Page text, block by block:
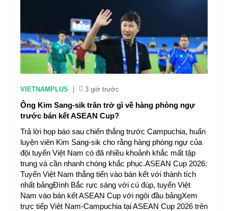
VIETNAMPLUS 3 giờ trước
Ông Kim Sang-sik trăn trở gì về hàng phòng ngự
trước bán kết ASEAN Cup?
Trả lời họp báo sau chiến thắng trước Campuchia, huấn
luyện viên Kim Sang-sik cho rằng hàng phòng ngự của
đội tuyển Việt Nam có đã nhiều khoảnh khắc mất tập
trung và cần nhanh chóng khắc phục.ASEAN Cup 2026:
Tuyển Việt Nam thẳng tiến vào bán kết với thành tích
nhất bảngĐình Bắc rực sáng với cú đúp, tuyển Việt
Nam vào bán kết ASEAN Cup với ngôi đầu bảngXem
trực tiếp Việt Nam-Campuchia tại ASEAN Cup 2026 trên